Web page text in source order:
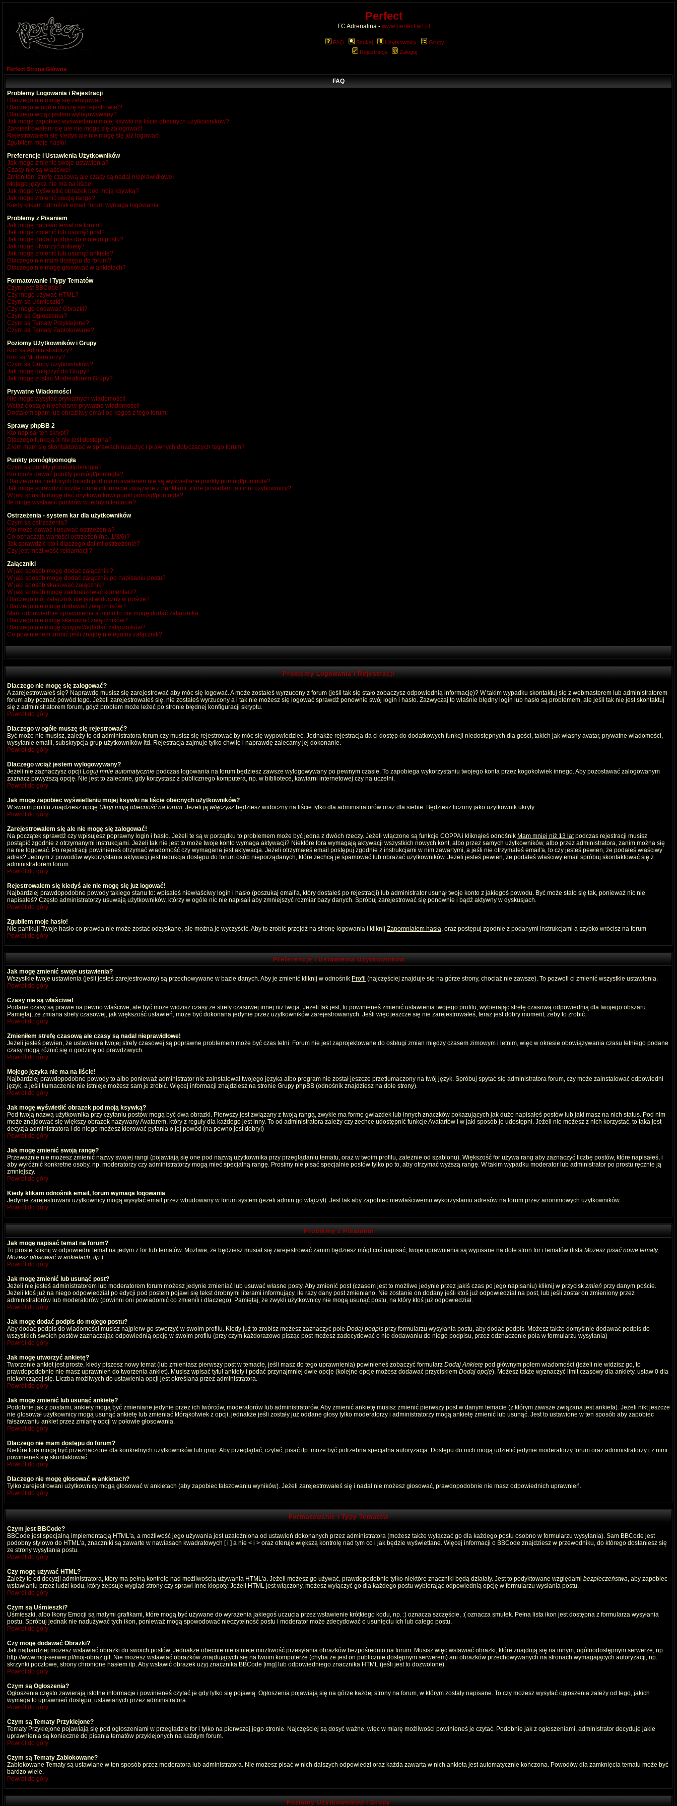
Perfect
FC Adrenalina - www.perfect.art.pl
FAQ Szukaj Użytkownicy
Grupy
Rejestracja
Zaloguj
Perfect Strona Główna
FAQ
Problemy Logowania i Rejestracji
Dlaczego nie mogę się zalogować?
Dlaczego w ogóle muszę się rejestrować?
Dlaczego wciąż jestem wylogowywany?
Jak mogę zapobiec wyświetlaniu mojej ksywki na liście obecnych użytkowników?
Zarejestrowałem się ale nie mogę się zalogować!
Rejestrowałem się kiedyś ale nie mogę się już logować!
Zgubiłem moje hasło!
Preferencje i Ustawienia Użytkowników
Jak mogę zmienić swoje ustawienia?
Czasy nie są właściwe!
Zmieniłem strefę czasową ale czasy są nadal nieprawidłowe!
Mojego języka nie ma na liście!
Jak mogę wyświetlić obrazek pod moją ksywką?
Jak mogę zmienić swoją rangę?
Kiedy klikam odnośnik email, forum wymaga logowania
Problemy z Pisaniem
Jak mogę napisać temat na forum?
Jak mogę zmienić lub usunąć post?
Jak mogę dodać podpis do mojego postu?
Jak mogę utworzyć ankietę?
Jak mogę zmienić lub usunąć ankietę?
Dlaczego nie mam dostępu do forum?
Dlaczego nie mogę głosować w ankietach?
Formatowanie i Typy Tematów
Czym jest BBCode?
Czy mogę używać HTML?
Czym są Uśmieszki?
Czy mogę dodawać Obrazki?
Czym są Ogłoszenia?
Czym są Tematy Przyklejone?
Czym są Tematy Zablokowane?
Poziomy Użytkowników i Grupy
Kim są Administratorzy?
Kim są Moderatorzy?
Czym są Grupy Użytkowników?
Jak mogę dołączyć do Grupy?
Jak mogę zostać Moderatorem Grupy?
Prywatne Wiadomości
Nie mogę wysyłać prywatnych wiadomości!
Wciąż dostaję niechciane prywatne wiadomości!
Dostałem spam lub obraźliwy email od kogoś z tego forum!
Sprawy phpBB 2
Kto napisał ten skrypt?
Dlaczego funkcja X nie jest dostępna?
Z kim mam się skontaktować w sprawach nadużyć i prawnych dotyczących tego forum?
Punkty pomógł/pomogła
Czym są punkty pomógł/pomogła?
Kto może dawać punkty pomógł/pomogła?
Dlaczego na niektórych forach pod moim avatarem nie są wyświetlane punkty pomógł/pomogła?
Jak mogę sprawdzić liczbę i inne informacje związane z punktami, które posiadam ja i inni użytkownicy?
W jaki sposób mogę dać użytkownikowi punkt pomógł/pomogła?
Ile mogę wystawić punktów w jednym temacie?
Ostrzeżenia - system kar dla użytkowników
Czym są ostrzeżenia?
Kto może dawać i usuwać ostrzeżenia?
Co oznaczają wartości ostrzeżeń (np. 1/3/6)?
Jak sprawdzić kto i dlaczego dał mi ostrzeżenie?
Czy jest możliwość reklamacji?
Załączniki
W jaki sposób mogę dodać załączniki?
W jaki sposób mogę dodać załącznik po napisaniu postu?
W jaki sposób skasować załącznik?
W jaki sposób mogę zaktualizować komentarz?
Dlaczego mój załącznik nie jest widoczny w poście?
Dlaczego nie mogę dodawać załączników?
Mam odpowiednie uprawnienia a mimo to nie mogę dodać załącznika.
Dlaczego nie mogę skasować załączników?
Dlaczego nie mogę ściągać/ogladać załączników?
Co powinienem zrobić jeśli znajdę nielegalny załącznik?
Problemy Logowania i Rejestracji
Dlaczego nie mogę się zalogować?
A zarejestrowałeś się? Naprawdę musisz się zarejestrować aby móc się logować. A może zostałeś wyrzucony z forum (jeśli tak się stało zobaczysz odpowiednią informację)? W takim wypadku skontaktuj się z webmasterem lub administratorem
forum aby poznać powód tego. Jeżeli zarejestrowałeś się, nie zostałeś wyrzucony a i tak nie możesz się logować sprawdź ponownie swój login i hasło. Zazwyczaj to właśnie błędny login lub hasło są problemem, ale jeśli tak nie jest skontaktuj
się z administratorem forum, gdyż problem może leżeć po stronie błędnej konfiguracji skryptu.
Powrót do góry
Dlaczego w ogóle muszę się rejestrować?
Być może nie musisz, zależy to od administratora forum czy musisz się rejestrować by móc się wypowiedzieć. Jednakże rejestracja da ci dostęp do dodatkowych funkcji niedostępnych dla gości, takich jak własny avatar, prywatne wiadomości,
wysyłanie emaili, subskrypcja grup użytkowników itd. Rejestracja zajmuje tylko chwilę i naprawdę zalecamy jej dokonanie.
Powrót do góry
Dlaczego wciąż jestem wylogowywany?
Jeżeli nie zaznaczysz opcji Loguj mnie automatycznie podczas logowania na forum będziesz zawsze wylogowywany po pewnym czasie. To zapobiega wykorzystaniu twojego konta przez kogokolwiek innego. Aby pozostawać zalogowanym
zaznacz powyższą opcję. Nie jest to zalecane, gdy korzystasz z publicznego komputera, np. w bibliotece, kawiarni internetowej czy na uczelni.
Powrót do góry
Jak mogę zapobiec wyświetlaniu mojej ksywki na liście obecnych użytkowników?
W swoim profilu znajdziesz opcję Ukryj moją obecność na forum. Jeżeli ją włączysz będziesz widoczny na liście tylko dla administratorów oraz dla siebie. Będziesz liczony jako użytkownik ukryty.
Powrót do góry
Zarejestrowałem się ale nie mogę się zalogować!
Na początek sprawdź czy wpisujesz poprawny login i hasło. Jeżeli te są w porządku to problemem może być jedna z dwóch rzeczy. Jeżeli włączone są funkcje COPPA i kliknąłeś odnośnik Mam mniej niż 13 latpodczas rejestracji musisz
postąpić zgodnie z otrzymanymi instrukcjami. Jeżeli tak nie jest to może twoje konto wymaga aktywacji? Niektóre fora wymagają aktywacji wszystkich nowych kont, albo przez samych użytkowników, albo przez administratora, zanim można się
na nie logować. Po rejestracji powinieneś otrzymać wiadomość czy wymagana jest aktywacja. Jeżeli otrzymałeś email postępuj zgodnie z instrukcjami w nim zawartymi, a jeśli nie otrzymałeś email'a, to czy jesteś pewien, że podałeś właściwy
adres? Jednym z powodów wykorzystania aktywacji jest redukcja dostępu do forum osób nieporządanych, które zechcą je spamować lub obrażać użytkowników. Jeżeli jesteś pewien, że podałeś właściwy email spróbuj skontaktować się z
administratorem forum.
Powrót do góry
Rejestrowałem się kiedyś ale nie mogę się już logować!
Najbardziej prawdopodobne powody takiego stanu to: wpisałeś niewłaściwy login i hasło (poszukaj email'a, który dostałeś po rejestracji) lub administrator usunął twoje konto z jakiegoś powodu. Być może stało się tak, ponieważ nic nie
napisałeś? Często administratorzy usuwają użytkowników, którzy w ogóle nic nie napisali aby zmniejszyć rozmiar bazy danych. Spróbuj zarejestrować się ponownie i bądź aktywny w dyskusjach.
Powrót do góry
Zgubiłem moje hasło!
Nie panikuj! Twoje hasło co prawda nie może zostać odzyskane, ale można je wyczyścić. Aby to zrobić przejdź na stronę logowania i kliknij Zapomniałem hasła, oraz postępuj zgodnie z podanymi instrukcjami a szybko wrócisz na forum
Powrót do góry
Preferencje i Ustawienia Użytkowników
Jak mogę zmienić swoje ustawienia?
Wszystkie twoje ustawienia (jeśli jesteś zarejestrowany) są przechowywane w bazie danych. Aby je zmienić kliknij w odnośnik Profil (najczęściej znajduje się na górze strony, chociaż nie zawsze). To pozwoli ci zmienić wszystkie ustawienia.
Powrót do góry
Czasy nie są właściwe!
Podane czasy są prawie na pewno właściwe, ale być może widzisz czasy ze strefy czasowej innej niż twoja. Jeżeli tak jest, to powinieneś zmienić ustawienia twojego profilu, wybierając strefę czasową odpowiednią dla twojego obszaru.
Pamiętaj, że zmiana strefy czasowej, jak większość ustawień, może być dokonana jedynie przez użytkowników zarejestrowanych. Jeśli więc jeszcze się nie zarejestrowałeś, teraz jest dobry moment, żeby to zrobić.
Powrót do góry
Zmieniłem strefę czasową ale czasy są nadal nieprawidłowe!
Jeżeli jesteś pewien, że ustawienia twojej strefy czasowej są poprawne problemem może być czas letni. Forum nie jest zaprojektowane do osbługi zmian między czasem zimowym i letnim, więc w okresie obowiązywania czasu letniego podane
czasy mogą różnić się o godzinę od prawdziwych.
Powrót do góry
Mojego języka nie ma na liście!
Najbardziej prawdopodobne powody to albo ponieważ administrator nie zainstalował twojego języka albo program nie został jeszcze przetłumaczony na twój język. Spróbuj spytać się administratora forum, czy może zainstalować odpowiedni
język, a jeśli tłumaczenie nie istnieje możesz sam je zrobić. Więcej informacji znajdziesz na stronie Grupy phpBB (odnośnik znajdziesz na dole strony).
Powrót do góry
Jak mogę wyświetlić obrazek pod moją ksywką?
Pod twoją nazwą użytkownika przy czytaniu postów mogą być dwa obrazki. Pierwszy jest związany z twoją rangą, zwykle ma formę gwiazdek lub innych znaczków pokazujących jak dużo napisałeś postów lub jaki masz na nich status. Pod nim
może znajdować się większy obrazek nazywany Avatarem, który z reguły dla każdego jest inny. To od administratora zależy czy zechce udostępnić funkcje Avatartów i w jaki sposób je udostępni. Jeżeli nie możesz z nich korzystać, to taka jest
decyzja administratora i do niego możesz kierować pytania o jej powód (na pewno jest dobry!)
Powrót do góry
Jak mogę zmienić swoją rangę?
Przeważnie nie możesz zmienić nazwy swojej rangi (pojawiają się one pod nazwą użytkownika przy przeglądaniu tematu, oraz w twoim profilu, zależnie od szablonu). Większość for używa rang aby zaznaczyć liczbę postów, które napisałeś, i
aby wyróżnić konkretne osoby, np. moderatorzy czy administratorzy mogą mieć specjalną rangę. Prosimy nie pisać specjalnie postów tylko po to, aby otrzymać wyższą rangę. W takim wypadku moderator lub administrator po prostu ręcznie ją
zmniejszy.
Powrót do góry
Kiedy klikam odnośnik email, forum wymaga logowania
Jedynie zarejestrowani użytkownicy mogą wysyłać email przez wbudowany w forum system (jeżeli admin go włączył). Jest tak aby zapobiec niewłaściwemu wykorzystaniu adresów na forum przez anonimowych użytkowników.
Powrót do góry
Problemy z Pisaniem
Jak mogę napisać temat na forum?
To proste, kliknij w odpowiedni temat na jedym z for lub tematów. Możliwe, że będziesz musiał się zarejestrować zanim będziesz mógł coś napisać; twoje uprawnienia są wypisane na dole stron for i tematów (lista Możesz pisać nowe tematy,
Możesz głosować w ankietach, itp.)
Powrót do góry
Jak mogę zmienić lub usunąć post?
Jeżeli nie jesteś administratorem lub moderatorem forum możesz jedynie zmieniać lub usuwać własne posty. Aby zmienić post (czasem jest to możliwe jedynie przez jakiś czas po jego napisaniu) kliknij w przycisk zmień przy danym poście.
Jeżeli ktoś już na niego odpowiedział po edycji pod postem pojawi się tekst drobnymi literami informujący, ile razy dany post zmieniano. Nie zostanie on dodany jeśli ktoś już odpowiedział na post, lub jeśli został on zmieniony przez
administratorów lub moderatorów (powinni oni powiadomić co zmienili i dlaczego). Pamiętaj, że zwykli użytkownicy nie mogą usunąć postu, na który ktoś już odpowiedział.
Powrót do góry
Jak mogę dodać podpis do mojego postu?
Aby dodać podpis do wiadomości musisz najpierw go stworzyć w swoim profilu. Kiedy już to zrobisz możesz zaznaczyć pole Dodaj podpis przy formularzu wysyłania postu, aby dodać podpis. Możesz także domyślnie dodawać podpis do
wszystkich swoich postów zaznaczając odpowiednią opcję w swoim profilu (przy czym każdorazowo pisząc post możesz zadecydować o nie dodawaniu do niego podpisu, przez odznaczenie pola w formularzu wysyłania)
Powrót do góry
Jak mogę utworzyć ankietę?
Tworzenie ankiet jest proste, kiedy piszesz nowy temat (lub zmieniasz pierwszy post w temacie, jeśli masz do tego uprawnienia) powinieneś zobaczyć formularz Dodaj Ankietę pod głównym polem wiadomości (jeżeli nie widzisz go, to
prawdopodobnie nie masz uprawnień do tworzenia ankiet). Musisz wpisać tytuł ankiety i podać przynajmniej dwie opcje (kolejne opcje możesz dodawać przyciskiem Dodaj opcję). Możesz także wyznaczyć limit czasowy dla ankiety, ustaw 0 dla
niekończącej się. Liczba możliwych do ustawienia opcji jest określana przez administratora.
Powrót do góry
Jak mogę zmienić lub usunąć ankietę?
Podobnie jak z postami, ankiety mogą być zmieniane jedynie przez ich twórców, moderatorów lub administratorów. Aby zmienić ankietę musisz zmienić pierwszy post w danym temacie (z którym zawsze związana jest ankieta). Jeżeli nikt jeszcze
nie głosował użytkownicy mogą usunąć ankietę lub zmieniać którąkolwiek z opcji, jednakże jeśli zostały już oddane głosy tylko moderatorzy i administratorzy mogą ankietę zmienić lub usunąć. Jest to ustawione w ten sposób aby zapobiec
fałszowaniu ankiet przez zmianę opcji w połowie głosowania.
Powrót do góry
Dlaczego nie mam dostępu do forum?
Nietóre fora mogą być przeznaczone dla konkretnych użytkowników lub grup. Aby przeglądać, czytać, pisać itp. może być potrzebna specjalna autoryzacja. Dostępu do nich mogą udzielić jedynie moderatorzy forum oraz administratorzy i z nimi
powinieneś się skontaktować.
Powrót do góry
Dlaczego nie mogę głosować w ankietach?
Tylko zarejestrowani użytkownicy mogą głosować w ankietach (aby zapobiec fałszowaniu wyników). Jeżeli zarejestrowałeś się i nadal nie możesz głosować, prawdopodobnie nie masz odpowiednich uprawnień.
Powrót do góry
Formatowanie i Typy Tematów
Czym jest BBCode?
BBCode jest specjalną implementacją HTML'a, a możliwość jego używania jest uzależniona od ustawień dokonanych przez administratora (możesz także wyłączać go dla każdego postu osobno w formularzu wysyłania). Sam BBCode jest
podobny stylowo do HTML'a, znaczniki są zawarte w nawiasach kwadratowych [ i ] a nie < i > oraz oferuje większą kontrolę nad tym co i jak będzie wyświetlane. Więcej informacji o BBCode znajdziesz w przewodniku, do którego dostaniesz się
ze strony wysyłania postu.
Powrót do góry
Czy mogę używać HTML?
Zależy to od decyzji administratora, który ma pełną kontrolę nad możliwością używania HTML'a. Jeżeli możesz go używać, prawdopodobnie tylko niektóre znaczniki będą działały. Jest to podyktowane względami bezpieczeństwa, aby zapobiec
wstawianiu przez ludzi kodu, który zepsuje wygląd strony czy sprawi inne kłopoty. Jeżeli HTML jest włączony, możesz wyłączyć go dla każdego postu wybierając odpowiednią opcję w formularzu wysłania postu.
Powrót do góry
Czym są Uśmieszki?
Uśmieszki, albo Ikony Emocji są małymi grafikami, które mogą być używane do wyrażenia jakiegoś uczucia przez wstawienie krótkiego kodu, np. :) oznacza szczęście, :( oznacza smutek. Pełna lista ikon jest dostępna z formularza wysyłania
postu. Spróbuj jednak nie nadużywać tych ikon, ponieważ mogą spowodować nieczytelność postu i moderator może zdecydować o usunięciu ich lub całego postu.
Powrót do góry
Czy mogę dodawać Obrazki?
Jak najbardziej możesz wstawiać obrazki do swoich postów. Jednakże obecnie nie istnieje możliwość przesyłania obrazków bezpośrednio na forum. Musisz więc wstawiać obrazki, które znajdują się na innym, ogólnodostępnym serwerze, np.
http://www.moj-serwer.pl/moj-obraz.gif. Nie możesz wstawiać obrazków znajdujących się na twoim komputerze (chyba że jest on publicznie dostępnym serwerem) ani obrazków przechowywanych na stronach wymagających autoryzacji, np.
skrzynki pocztowe, strony chronione hasłem itp. Aby wstawić obrazek użyj znacznika BBCode [img] lub odpowiedniego znacznika HTML (jeśli jest to dozwolone).
Powrót do góry
Czym są Ogłoszenia?
Ogłoszenia często zawierają istotne informacje i powinieneś czytać je gdy tylko się pojawią. Ogłoszenia pojawiają się na górze każdej strony na forum, w którym zostały napisane. To czy możesz wysyłać ogłoszenia zależy od tego, jakich
wymaga to uprawnień dostępu, ustawianych przez administratora.
Powrót do góry
Czym są Tematy Przyklejone?
Tematy Przyklejone pojawiają się pod ogłoszeniami w przeglądzie for i tylko na pierwszej jego stronie. Najczęściej są dosyć ważne, więc w miarę możliwości powinieneś je czytać. Podobnie jak z ogłoszeniami, administrator decyduje jakie
uprawnienia są konieczne do pisania tematów przyklejonych na każdym forum.
Powrót do góry
Czym są Tematy Zablokowane?
Zablokowane Tematy są ustawiane w ten sposób przez moderatora lub administratora. Nie możesz pisać w nich dalszych odpowiedzi oraz każda zawarta w nich ankieta jest automatycznie kończona. Powodów dla zamknięcia tematu może być
bardzo wiele.
Powrót do góry
Poziomy Użytkowników i Grupy